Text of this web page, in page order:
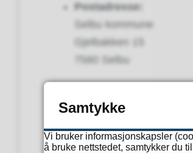
Postadresse:
Selbu kommune
Gjelbakken 15
7580 Selbu
Slik melder du
Gå til
Samtykke
Vi bruker informasjonskapsler
å bruke nettstedet, samtykker du